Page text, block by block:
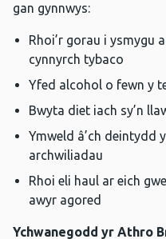
gan gynnwys:
Rhoi’r gorau i ysmygu
cynnyrch tybaco
Yfed alcohol o fewn y
Bwyta diet iach sy’n
Ymweld â’ch deintydd
archwiliadau
Rhoi eli haul ar eich
awyr agored
Ychwanegodd yr Athro